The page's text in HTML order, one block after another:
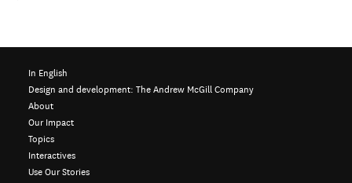
In English
Design and development:The Andrew McGill Company
About
Our Impact
Topics
Interactives
Use Our Stories